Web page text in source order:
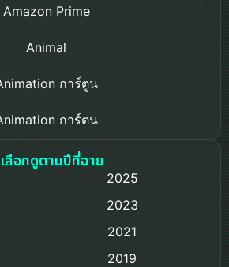
Amazon Prime
Animal
การ์ตูน
การ์ตูน
a True Story เรื่องจริง
เลือกดูตามปีที่ฉาย
2025
2023
2021
2019